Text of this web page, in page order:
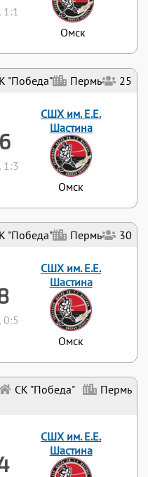
СК "Победа"
Пермь
СШХ им. Е.Е.
Шастина
"Победа" Пермь 30
0:5
СШХ им. Е.Е.
Шастина
Омск
"Победа" Пермь 25
1:3
СШХ им. Е.Е.
Шастина
Омск
Омск